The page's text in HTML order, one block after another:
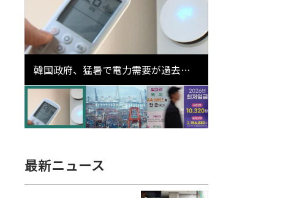
韓国政府、猛暑で電力需要が過去最
高更新の可能性に需給対応体制を点
検
最新ニュース